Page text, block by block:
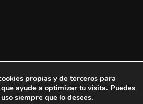
propias y de terceros para
ayude a optimizar tu visita. Puedes
siempre que lo desees.